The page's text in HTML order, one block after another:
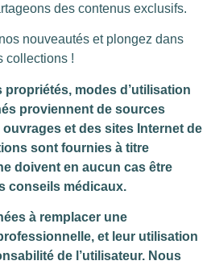
des contenus exclusifs.
nouveautés et plongez dans
collections !
propriétés, modes d’utilisation
proviennent de sources
et des sites Internet de
sont fournies à titre
doivent en aucun cas être
conseils médicaux.
à remplacer une
et leur utilisation
de l’utilisateur. Nous